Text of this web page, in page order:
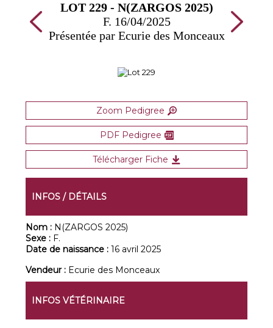
LOT 229 - N(ZARGOS 2025)
F. 16/04/2025
Présentée par Ecurie des Monceaux
Zoom Pedigree
PDF Pedigree
Télécharger Fiche
INFOS / DÉTAILS
Nom : N(ZARGOS 2025)
Sexe : F.
Date de naissance :16 avril 2025
Vendeur : Ecurie des Monceaux
INFOS VÉTÉRINAIRE